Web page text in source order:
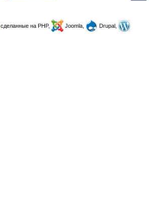
, сделанные на PHP, Joomla,
Drupal,